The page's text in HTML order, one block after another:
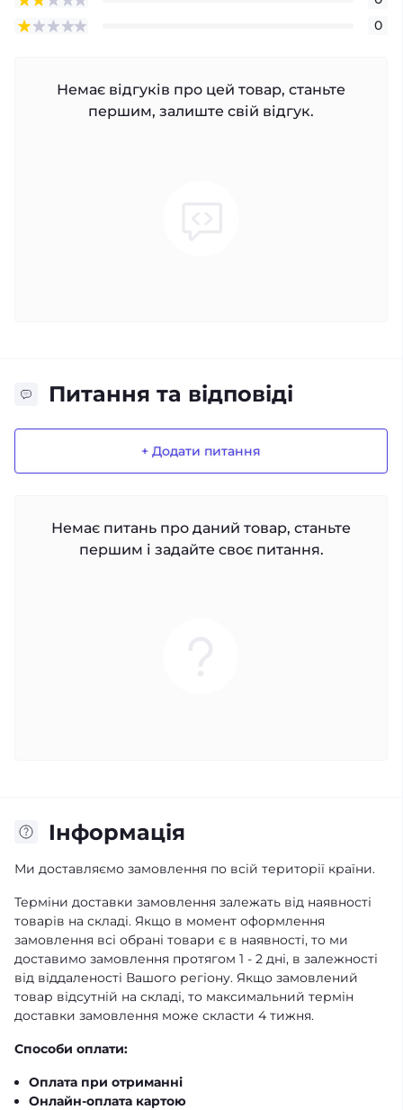
0
Немає відгуків про цей товар, станьте
першим, залиште свій відгук.
Питання та відповіді
+ Додати питання
Немає питань про даний товар, станьте
першим і задайте своє питання.
Iнформація
Ми доставляємо замовлення по всій території країни.
Терміни доставки замовлення залежать від наявності
товарів на складі. Якщо в момент оформлення
замовлення всі обрані товари є в наявності, то ми
доставимо замовлення протягом 1 - 2 дні, в залежності
від віддаленості Вашого регіону. Якщо замовлений
товар відсутній на складі, то максимальний термін
доставки замовлення може скласти 4 тижня.
Способи оплати:
Оплата при отриманні
Онлайн-оплата картою